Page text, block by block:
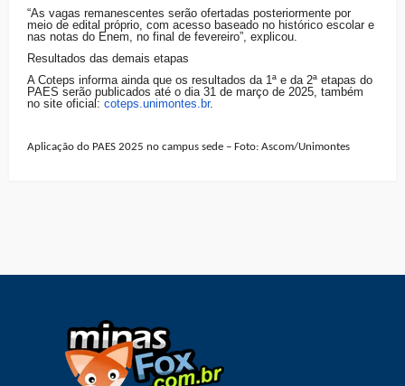
“As vagas remanescentes serão ofertadas posteriormente por
meio de edital próprio, com acesso baseado no histórico escolar e
nas notas do Enem, no final de fevereiro”, explicou.
Resultados das demais etapas
A Coteps informa ainda que os resultados da 1ª e da 2ª etapas do
PAES serão publicados até o dia 31 de março de 2025, também
no site oficial: coteps.unimontes.br.
Aplicação do PAES 2025 no campus sede – Foto: Ascom/Unimontes